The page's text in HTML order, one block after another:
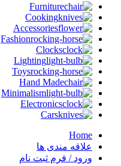
Furniture
Cooking
Accessories
Fashion
Clocks
Lighting
Toys
Hand Made
Minimalism
Electronics
Cars
Home
علاقه مندی ها
ورود / فرم ثبت نام